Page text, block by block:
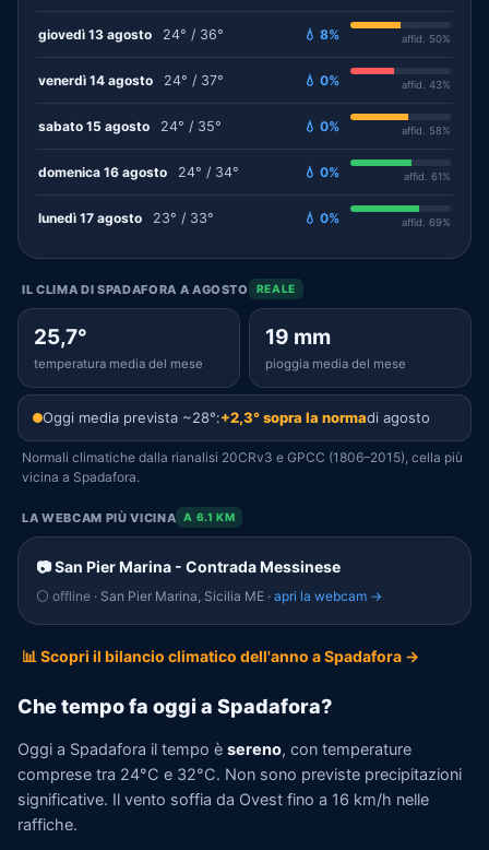
giovedì 13 agosto 24° / 36° 💧 8% affid. 50%
venerdì 14 agosto 24° / 37° 💧 0% affid. 43%
sabato 15 agosto 24° / 35° 💧 0% affid. 58%
domenica 16 agosto 24° / 34° 💧 0% affid. 61%
lunedì 17 agosto 23° / 33° 💧 0% affid. 69%
IL CLIMA DI SPADAFORA A AGOSTO REALE
25,7°
temperatura media del mese
19 mm
pioggia media del mese
Oggi media prevista ~28°:+2,3° sopra la normadi agosto
Normali climatiche dalla rianalisi 20CRv3 e GPCC (1806–2015), cella più
vicina a Spadafora.
LA WEBCAM PIÙ VICINA A 6.1 KM
📷 San Pier Marina - Contrada Messinese
⚪ offline · San Pier Marina, Sicilia ME · apri la webcam →
📊 Scopri il bilancio climatico dell'anno a Spadafora →
Che tempo fa oggi a Spadafora?
Oggi a Spadafora il tempo è sereno, con temperature
comprese tra 24°C e 32°C. Non sono previste precipitazioni
significative. Il vento soffia da Ovest fino a 16 km/h nelle
raffiche.